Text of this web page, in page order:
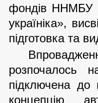
фондів ННМБУ
україніка»,
підготовка та
розпочалось
підключена до
концепцію